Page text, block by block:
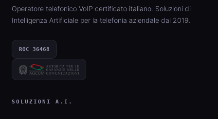
Operatore telefonico VoIP certificato italiano. Soluzioni di
Intelligenza Artificiale per la telefonia aziendale dal 2019.
ROC 36468
SOLUZIONI A.I.